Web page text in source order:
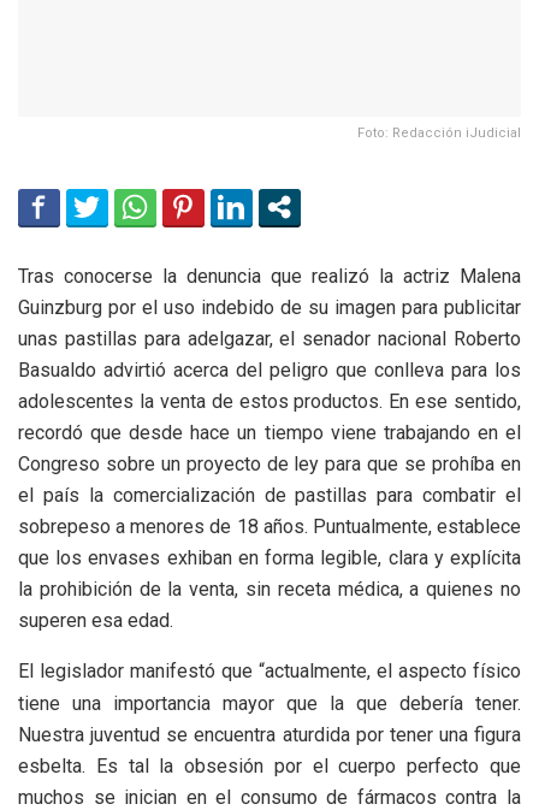
Foto: Redacción iJudicial
Tras conocerse la denuncia que realizó la actriz Malena
Guinzburg por el uso indebido de su imagen para publicitar
unas pastillas para adelgazar, el senador nacional Roberto
Basualdo advirtió acerca del peligro que conlleva para los
adolescentes la venta de estos productos. En ese sentido,
recordó que desde hace un tiempo viene trabajando en el
Congreso sobre un proyecto de ley para que se prohíba en
el país la comercialización de pastillas para combatir el
sobrepeso a menores de 18 años. Puntualmente, establece
que los envases exhiban en forma legible, clara y explícita
la prohibición de la venta, sin receta médica, a quienes no
superen esa edad.
El legislador manifestó que “actualmente, el aspecto físico
tiene una importancia mayor que la que debería tener.
Nuestra juventud se encuentra aturdida por tener una figura
esbelta. Es tal la obsesión por el cuerpo perfecto que
muchos se inician en el consumo de fármacos contra la